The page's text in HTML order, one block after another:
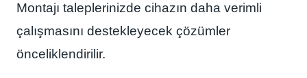
Montajı taleplerinizde cihazın daha verimli
çalışmasını destekleyecek çözümler
önceliklendirilir.